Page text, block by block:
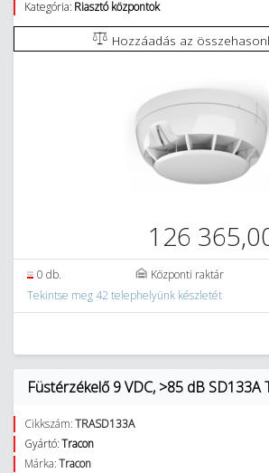
Kategória: Riasztó központok
Hozzáadás az
126
0 db.
Központi raktár
Tekintse meg 42 telephelyünk készletét
Füstérzékelő 9 VDC, >85 dB SD133A
Cikkszám:TRASD133A
Gyártó:Tracon
Márka:Tracon